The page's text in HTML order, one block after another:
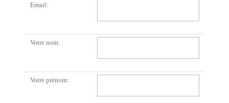
Email:
Votre nom:
Votre prénom: